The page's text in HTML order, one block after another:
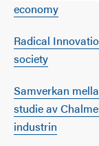
economy
Radical
society
Samverkan
studie av
industrin